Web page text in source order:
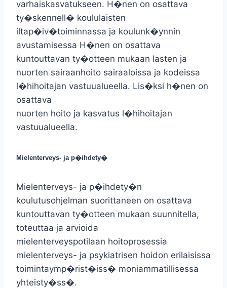
varhaiskasvatukseen. H�nen on osattava
ty�skennell� koululaisten
iltap�iv�toiminnassa ja koulunk�ynnin
avustamisessa H�nen on osattava
kuntouttavan ty�otteen mukaan lasten ja
nuorten sairaanhoito sairaaloissa ja kodeissa
l�hihoitajan vastuualueella. Lis�ksi h�nen on
osattava
nuorten hoito ja kasvatus l�hihoitajan
vastuualueella.
Mielenterveys- ja p�ihdety�
Mielenterveys- ja p�ihdety�n
koulutusohjelman suorittaneen on osattava
kuntouttavan ty�otteen mukaan suunnitella,
toteuttaa ja arvioida
mielenterveyspotilaan hoitoprosessia
mielenterveys- ja psykiatrisen hoidon erilaisissa
toimintaymp�rist�iss� moniammatillisessa
yhteisty�ss�.